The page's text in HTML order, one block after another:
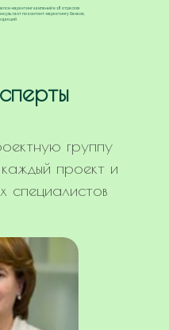
маркетинг кампаний в 18 отраслях
по контент-маркетингу банков,
группу
проект и
специалистов